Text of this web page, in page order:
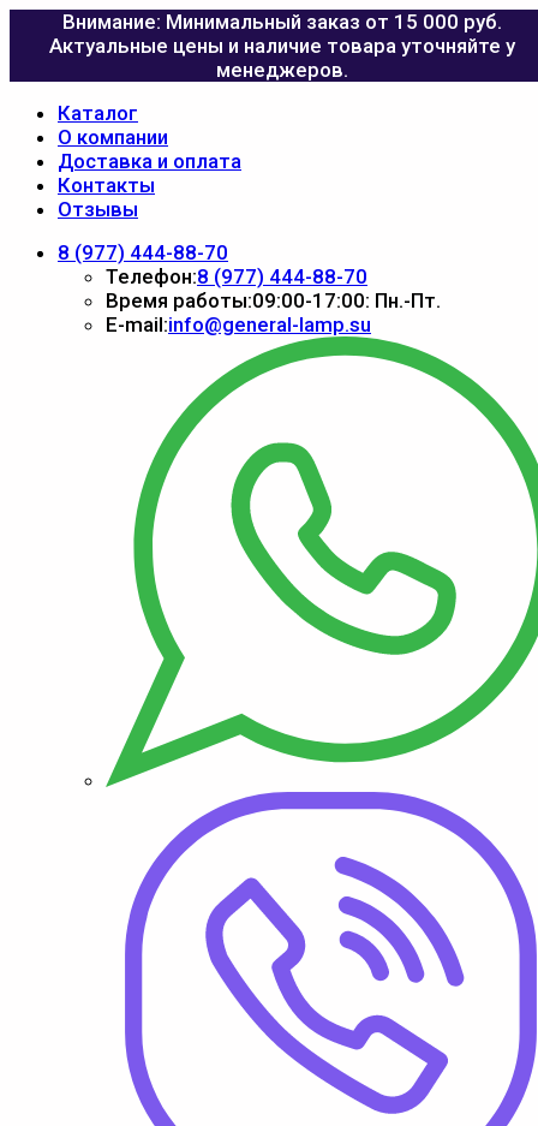
Внимание: Минимальный заказ от 15 000 руб.
Актуальные цены и наличие товара уточняйте у
менеджеров.
Каталог
О компании
Доставка и оплата
Контакты
Отзывы
8 (977) 444-88-70
Телефон:8 (977) 444-88-70
Время работы:09:00-17:00: Пн.-Пт.
E-mail:info@general-lamp.su